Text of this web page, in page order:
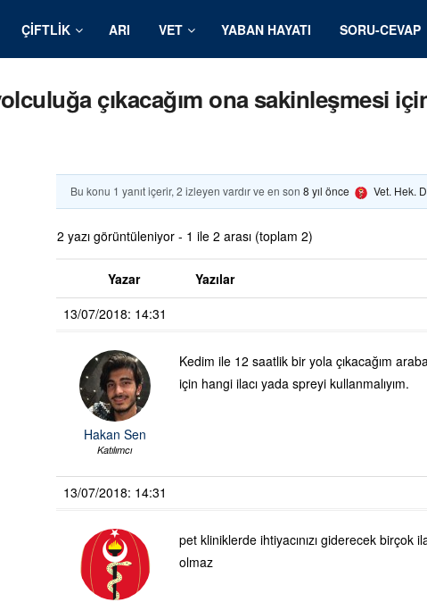
ÇIFTLIK ARI VET YABAN HAYATI SORU-CEVAP
çıkacağım ona sakinleşmesi
Bu konu 1 yanıt içerir, 2 izleyen vardır ve en son 8 yıl önce Vet. Hek.
2 yazı görüntüleniyor - 1 ile 2 arası (toplam 2)
Yazar
Yazılar
13/07/2018: 14:31
Hakan Sen
Katılımcı
Kedim ile 12 saatlik bir yola çıkacağım
için hangi ilacı yada spreyi kullanmalıyım.
13/07/2018: 14:31
pet kliniklerde ihtiyacınızı giderecek
olmaz